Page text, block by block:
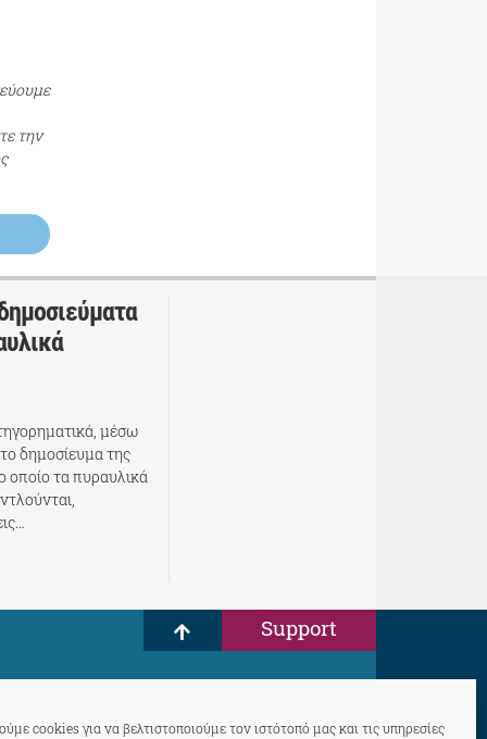
cookies για να βελτιστοποιούμε τον ιστότοπό μας και τις υπηρεσίες
την
μέσω
δημοσίευμα της
τα πυραυλικά
Support